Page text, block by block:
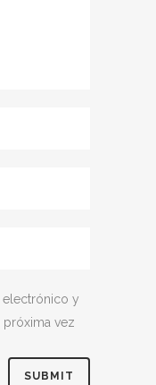
electrónico y
próxima vez